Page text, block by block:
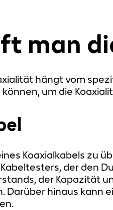
man
hängt vom
um die
Koaxialkabels zu
der den
der Kapazität
hinaus kann